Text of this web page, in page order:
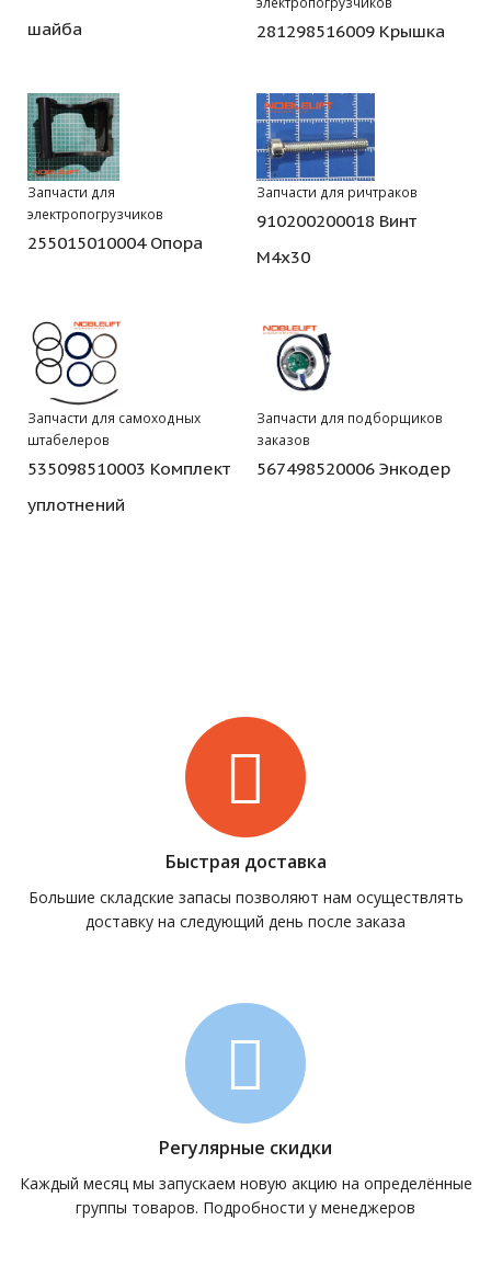
шайба
281298516009 Крышка
Запчасти для
электропогрузчиков
255015010004 Опора
Запчасти для ричтраков
910200200018 Винт
М4х30
Запчасти для самоходных
штабелеров
535098510003 Комплект
уплотнений
Запчасти для подборщиков
заказов
567498520006 Энкодер
Быстрая доставка
Большие складские запасы позволяют нам осуществлять
доставку на следующий день после заказа
Регулярные скидки
Каждый месяц мы запускаем новую акцию на определённые
группы товаров. Подробности у менеджеров